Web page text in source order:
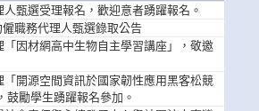
甄選受理報名，歡迎意者踴躍報名。
職務代理人甄選錄取公告
「因材網高中生物自主學習講座」，敬邀
「開源空間資訊於國家韌性應用黑客松競
鼓勵學生踴躍報名參加。